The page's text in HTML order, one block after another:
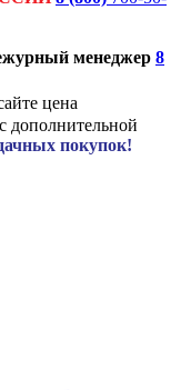
менеджер 8
цена
дополнительной
покупок!